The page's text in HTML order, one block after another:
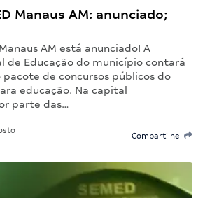
Manaus AM: anunciado;
AM está anunciado! A
de Educação do município contará
pacote de concursos públicos do
educação. Na capital
parte das…
Compartilhe